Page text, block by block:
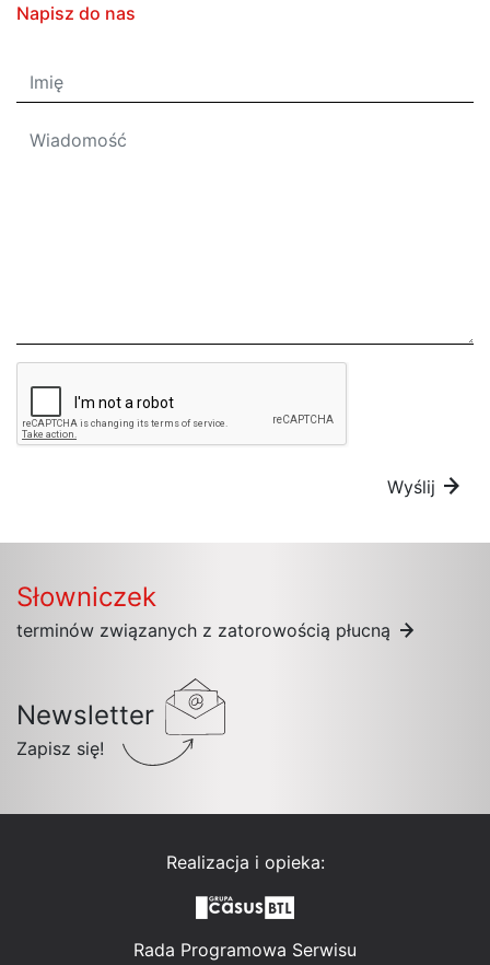
Napisz do nas
Wyślij
Słowniczek
terminów związanych z zatorowością płucną
Newsletter
Zapisz się!
Realizacja i opieka:
Rada Programowa Serwisu